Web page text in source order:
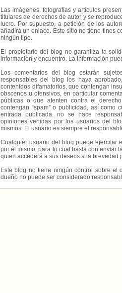
Las imágenes, fotografías y artículos
titulares de derechos de autor y se
lucro. Por supuesto, a petición de los
añadirá un enlace. Este sitio no tiene fines
ningún tipo.
El propietario del blog no garantiza la
información y encuentro. La información
Los comentarios del blog estarán
responsables del blog los haya
contenidos difamatorios, que contengan
obscenos u ofensivos, en particular
públicas o que atenten contra el
contengan “spam” o publicidad, así
entrada publicada. no se hace
opiniones vertidas por los usuarios del
mismos. El usuario es siempre el
Cualquier usuario del blog puede ejercitar
por él mismo, para lo cual basta con enviar
quien accederá a sus deseos a la brevedad
Este blog no tiene ningún control sobre el
dueño no puede ser considerado